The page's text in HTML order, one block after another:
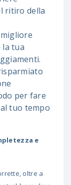
ritiro della
la tua
per fare
tuo tempo
e
oltre a